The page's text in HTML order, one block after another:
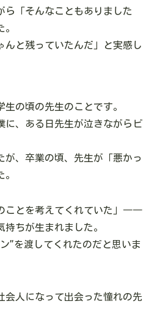
ら「そんなこともありました
んと残っていたんだ」と実感し
の頃の先生のことです。
に、ある日先生が泣きながらビ
が、卒業の頃、先生が「悪かっ
ことを考えてくれていた」――
ちが生まれました。
”を渡してくれたのだと思いま
会人になって出会った憧れの先